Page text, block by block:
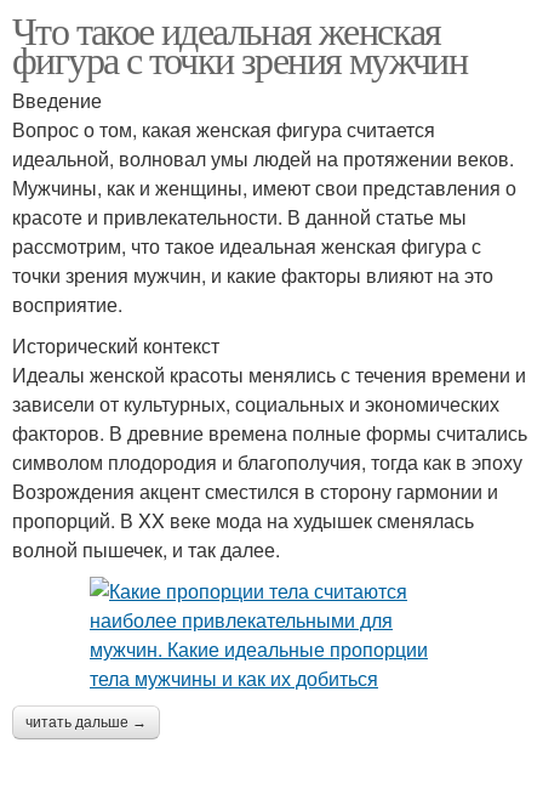
Что такое идеальная женская
фигура с точки зрения мужчин
Введение
Вопрос о том, какая женская фигура считается
идеальной, волновал умы людей на протяжении веков.
Мужчины, как и женщины, имеют свои представления о
красоте и привлекательности. В данной статье мы
рассмотрим, что такое идеальная женская фигура с
точки зрения мужчин, и какие факторы влияют на это
восприятие.
Исторический контекст
Идеалы женской красоты менялись с течения времени и
зависели от культурных, социальных и экономических
факторов. В древние времена полные формы считались
символом плодородия и благополучия, тогда как в эпоху
Возрождения акцент сместился в сторону гармонии и
пропорций. В XX веке мода на худышек сменялась
волной пышечек, и так далее.
читать дальше →